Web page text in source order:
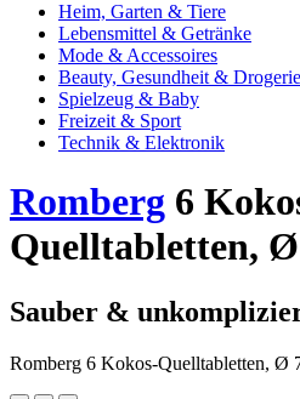
Heim, Garten & Tiere
Lebensmittel & Getränke
Mode & Accessoires
Beauty, Gesundheit & Drogerie
Spielzeug & Baby
Freizeit & Sport
Technik & Elektronik
Romberg 6
Quelltabletten,
Sauber &
Romberg 6 Kokos-Quelltabletten, Ø